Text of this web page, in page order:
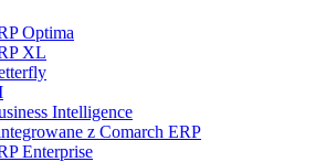
Optima
XL
Intelligence
z Comarch ERP
Enterprise